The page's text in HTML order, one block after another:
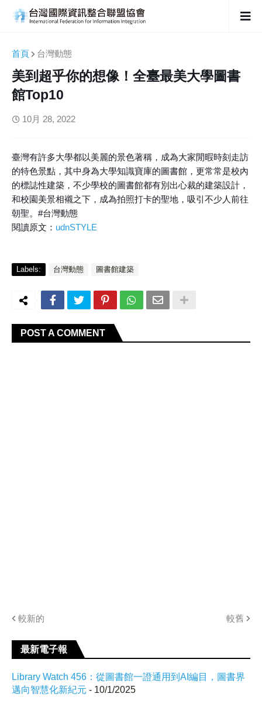
首頁 台灣動態
美到超乎你的想像！全臺最美大學圖書
館Top10
10月 28, 2022
臺灣有許多大學都以美麗的景色著稱，成為大家閒暇時刻走訪
的特色景點，其中身為大學知識寶庫的圖書館，更常常是校內
的標誌性建築，不少學校的圖書館都有別出心裁的建築設計，
和校園美景相襯之下，成為拍照打卡的聖地，吸引不少人前往
朝聖。#台灣動態
閱讀原文： udnSTYLE
Labels: 台灣動態 圖書館建築
POST A COMMENT
較新的 較舊
最新電子報
Library Watch 456：從圖書館一證通用到AI編目，圖書界
邁向智慧化新紀元 - 10/1/2025